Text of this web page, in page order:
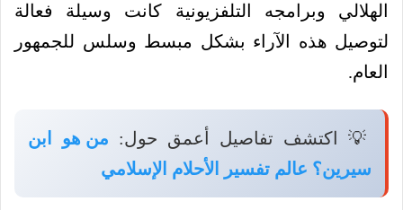
الهلالي وبرامجه التلفزيونية كانت وسيلة فعالة
لتوصيل هذه الآراء بشكل مبسط وسلس للجمهور
العام.
💡 اكتشف تفاصيل أعمق حول: من هو ابن
سيرين؟ عالم تفسير الأحلام الإسلامي